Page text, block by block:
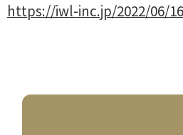
https://iwl-inc.jp/2022/06/